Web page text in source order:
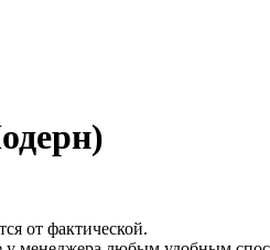
от фактической.